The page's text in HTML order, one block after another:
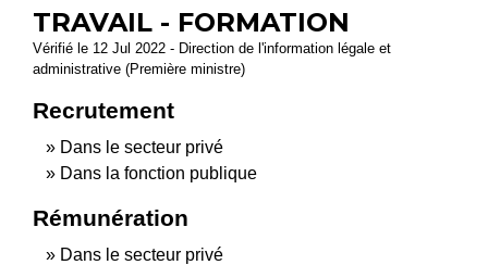
TRAVAIL - FORMATION
Vérifié le 12 Jul 2022 - Direction de l'information légale et
administrative (Première ministre)
Recrutement
Dans le secteur privé
Dans la fonction publique
Rémunération
Dans le secteur privé